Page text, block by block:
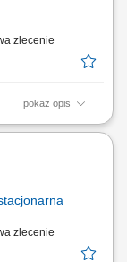
zlecenie
pokaż opis
Wykonywanie
Punktu
do obsługi
zlecenie